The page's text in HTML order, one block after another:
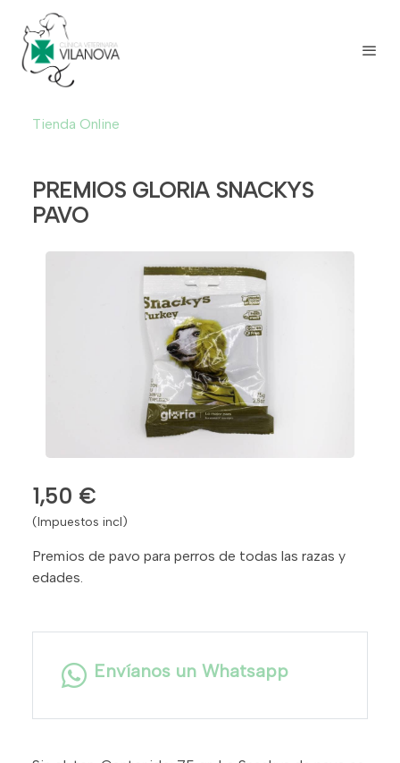
Tienda Online
PREMIOS GLORIA SNACKYS
PAVO
1,50 €
(Impuestos incl)
Premios de pavo para perros de todas las razas y
edades.
Envíanos un Whatsapp